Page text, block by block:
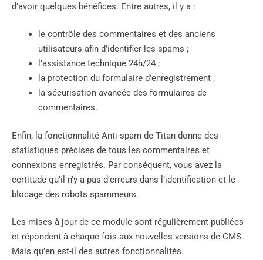
d’avoir quelques bénéfices. Entre autres, il y a :
le contrôle des commentaires et des anciens
utilisateurs afin d’identifier les spams ;
l’assistance technique 24h/24 ;
la protection du formulaire d’enregistrement ;
la sécurisation avancée des formulaires de
commentaires.
Enfin, la fonctionnalité Anti-spam de Titan donne des
statistiques précises de tous les commentaires et
connexions enregistrés. Par conséquent, vous avez la
certitude qu’il n’y a pas d’erreurs dans l’identification et le
blocage des robots spammeurs.
Les mises à jour de ce module sont régulièrement publiées
et répondent à chaque fois aux nouvelles versions de CMS.
Mais qu’en est-il des autres fonctionnalités.